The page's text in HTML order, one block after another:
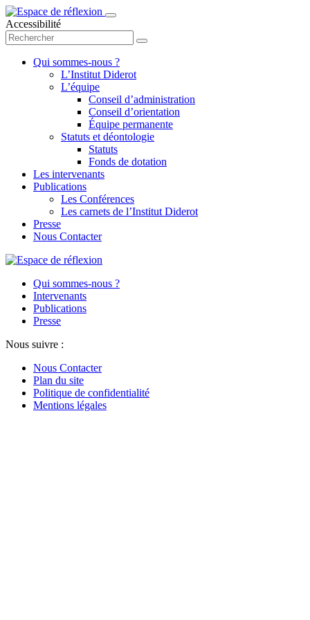
Accessibilité
Qui sommes-nous ?
L’Institut Diderot
L’équipe
Conseil d’administration
Conseil d’orientation
Équipe permanente
Statuts et déontologie
Statuts
Fonds de dotation
Les intervenants
Publications
Les Conférences
Les carnets de l’Institut Diderot
Presse
Nous Contacter
Qui sommes-nous ?
Intervenants
Publications
Presse
Nous suivre :
Nous Contacter
Plan du site
Politique de confidentialité
Mentions légales